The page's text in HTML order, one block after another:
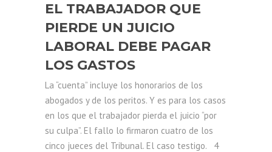
EL TRABAJADOR QUE
PIERDE UN JUICIO
LABORAL DEBE PAGAR
LOS GASTOS
La “cuenta” incluye los honorarios de los
abogados y de los peritos. Y es para los casos
en los que el trabajador pierda el juicio “por
su culpa”. El fallo lo firmaron cuatro de los
cinco jueces del Tribunal. El caso testigo. 4